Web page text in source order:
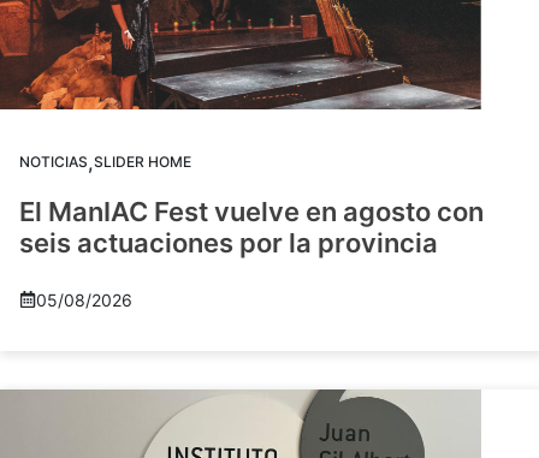
NOTICIAS,SLIDER HOME
El ManIAC Fest vuelve en agosto con
seis actuaciones por la provincia
05/08/2026